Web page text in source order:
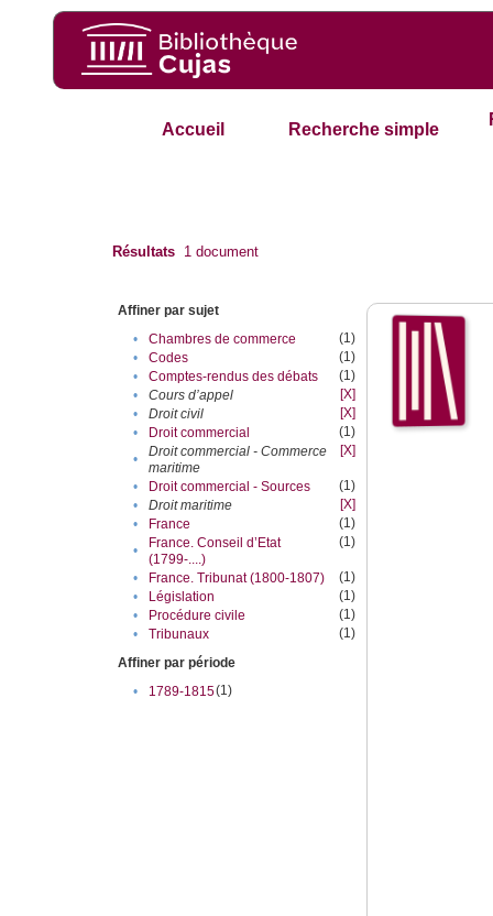
Accueil Recherche simple
Résultats 1 document
Affiner par sujet
•
Chambres de commerce
(1)
•
Codes
(1)
•
Comptes-rendus des débats
(1)
•
Cours d’appel
[X]
•
Droit civil
[X]
•
Droit commercial
(1)
•
Droit commercial - Commerce
maritime
[X]
• Droit commercial - Sources
(1)
•
Droit maritime
[X]
•
France
(1)
•
France. Conseil d’Etat
(1799-....)
(1)
• France. Tribunat (1800-1807)
(1)
•
Législation
(1)
•
Procédure civile
(1)
•
Tribunaux
(1)
Affiner par période
•
1789-1815(1)